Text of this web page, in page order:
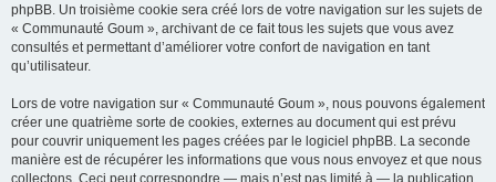
phpBB. Un troisième cookie sera créé lors de votre navigation sur les sujets de
« Communauté Goum », archivant de ce fait tous les sujets que vous avez
consultés et permettant d’améliorer votre confort de navigation en tant
qu’utilisateur.
Lors de votre navigation sur « Communauté Goum », nous pouvons également
créer une quatrième sorte de cookies, externes au document qui est prévu
pour couvrir uniquement les pages créées par le logiciel phpBB. La seconde
manière est de récupérer les informations que vous nous envoyez et que nous
collectons. Ceci peut correspondre — mais n’est pas limité à — la publication